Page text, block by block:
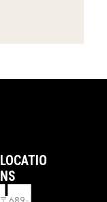
LOCATIO
NS